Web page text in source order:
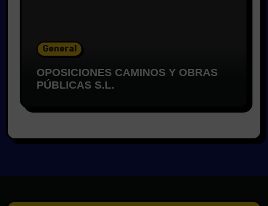
General
OPOSICIONES CAMINOS Y OBRAS
PÚBLICAS S.L.